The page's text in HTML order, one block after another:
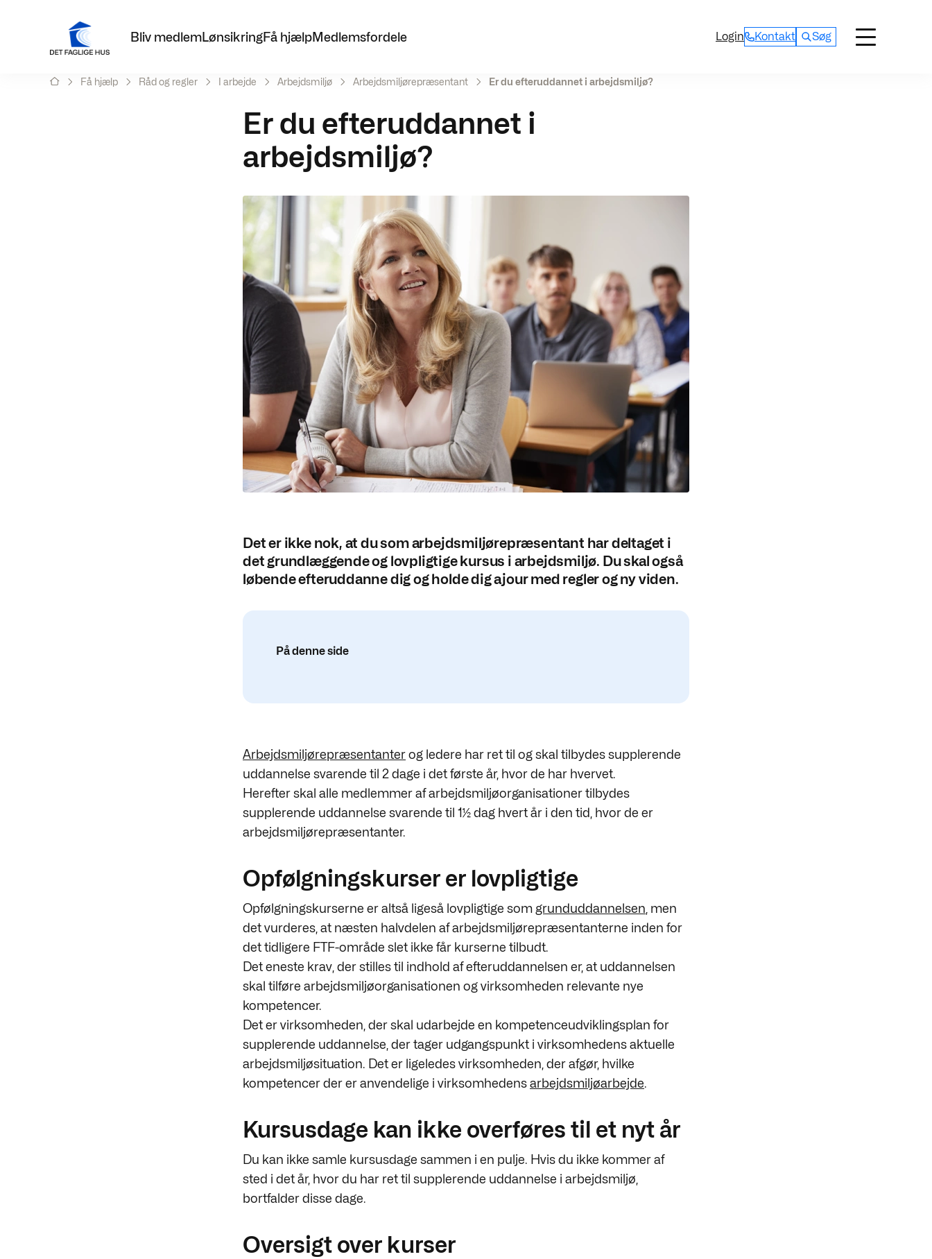
Bliv medlemLønsikringFå hjælpMedlemsfordele Login Kontakt Søg
Få hjælp Råd og regler I arbejde Arbejdsmiljø Arbejdsmiljørepræsentant Er du efteruddannet i arbejdsmiljø?
Er du efteruddannet i
arbejdsmiljø?
Det er ikke nok, at du som arbejdsmiljørepræsentant har deltaget i
det grundlæggende og lovpligtige kursus i arbejdsmiljø. Du skal også
løbende efteruddanne dig og holde dig ajour med regler og ny viden.
På denne side
Arbejdsmiljørepræsentanterog ledere har ret til og skal tilbydes supplerende
uddannelse svarende til 2 dage i det første år, hvor de har hvervet.
Herefter skal alle medlemmer af arbejdsmiljøorganisationer tilbydes
supplerende uddannelse svarende til 1½ dag hvert år i den tid, hvor de er
arbejdsmiljørepræsentanter.
Opfølgningskurser er lovpligtige
Opfølgningskurserne er altså ligeså lovpligtige som grunduddannelsen , men
det vurderes, at næsten halvdelen af arbejdsmiljørepræsentanterne inden for
det tidligere FTF-område slet ikke får kurserne tilbudt.
Det eneste krav, der stilles til indhold af efteruddannelsen er, at uddannelsen
skal tilføre arbejdsmiljøorganisationen og virksomheden relevante nye
kompetencer.
Det er virksomheden, der skal udarbejde en kompetenceudviklingsplan for
supplerende uddannelse, der tager udgangspunkt i virksomhedens aktuelle
arbejdsmiljøsituation. Det er ligeledes virksomheden, der afgør, hvilke
kompetencer der er anvendelige i virksomhedensarbejdsmiljøarbejde.
Kursusdage kan ikke overføres til et nyt år
Du kan ikke samle kursusdage sammen i en pulje. Hvis du ikke kommer af
sted i det år, hvor du har ret til supplerende uddannelse i arbejdsmiljø,
bortfalder disse dage.
Oversigt over kurser